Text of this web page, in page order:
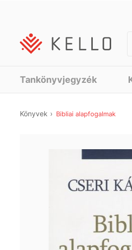
Tankönyvjegyzék
Könyvek Bibliai alapfogalmak